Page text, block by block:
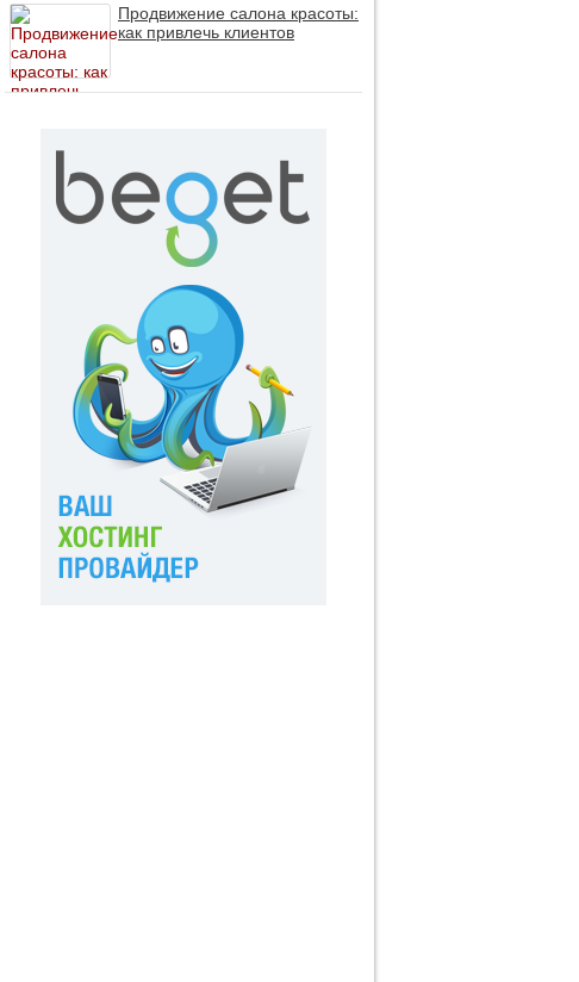
Продвижение салона красоты:
как привлечь клиентов